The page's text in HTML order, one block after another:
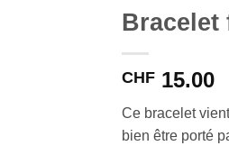
Bracelet
CHF 15.00
Ce bracelet
bien être porté